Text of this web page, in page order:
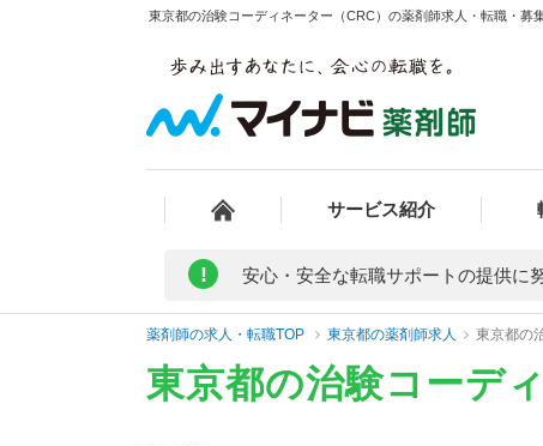
東京都の治験コーディネーター（CRC）の薬剤師求人・転職・募
サービス紹介
! 安心・安全な転職サポートの提供に
薬剤師の求人・転職TOP 東京都の薬剤師求人 東京都の
東京都の治験コーデ